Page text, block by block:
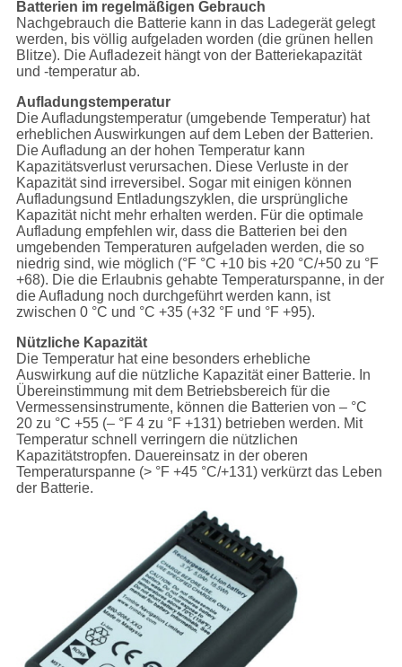
Batterien im regelmäßigen Gebrauch
Nachgebrauch die Batterie kann in das Ladegerät gelegt
werden, bis völlig aufgeladen worden (die grünen hellen
Blitze). Die Aufladezeit hängt von der Batteriekapazität
und -temperatur ab.
Aufladungstemperatur
Die Aufladungstemperatur (umgebende Temperatur) hat
erheblichen Auswirkungen auf dem Leben der Batterien.
Die Aufladung an der hohen Temperatur kann
Kapazitätsverlust verursachen. Diese Verluste in der
Kapazität sind irreversibel. Sogar mit einigen können
Aufladungsund Entladungszyklen, die ursprüngliche
Kapazität nicht mehr erhalten werden. Für die optimale
Aufladung empfehlen wir, dass die Batterien bei den
umgebenden Temperaturen aufgeladen werden, die so
niedrig sind, wie möglich (°F °C +10 bis +20 °C/+50 zu °F
+68). Die die Erlaubnis gehabte Temperaturspanne, in der
die Aufladung noch durchgeführt werden kann, ist
zwischen 0 °C und °C +35 (+32 °F und °F +95).
Nützliche Kapazität
Die Temperatur hat eine besonders erhebliche
Auswirkung auf die nützliche Kapazität einer Batterie. In
Übereinstimmung mit dem Betriebsbereich für die
Vermessensinstrumente, können die Batterien von – °C
20 zu °C +55 (– °F 4 zu °F +131) betrieben werden. Mit
Temperatur schnell verringern die nützlichen
Kapazitätstropfen. Dauereinsatz in der oberen
Temperaturspanne (> °F +45 °C/+131) verkürzt das Leben
der Batterie.